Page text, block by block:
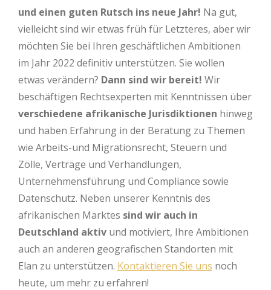
und einen guten Rutsch ins neue Jahr! Na gut,
vielleicht sind wir etwas früh für Letzteres, aber wir
möchten Sie bei Ihren geschäftlichen Ambitionen
im Jahr 2022 definitiv unterstützen. Sie wollen
etwas verändern? Dann sind wir bereit! Wir
beschäftigen Rechtsexperten mit Kenntnissen über
verschiedene afrikanische Jurisdiktionen hinweg
und haben Erfahrung in der Beratung zu Themen
wie Arbeits-und Migrationsrecht, Steuern und
Zölle, Verträge und Verhandlungen,
Unternehmensführung und Compliance sowie
Datenschutz. Neben unserer Kenntnis des
afrikanischen Marktes sind wir auch in
Deutschland aktiv und motiviert, Ihre Ambitionen
auch an anderen geografischen Standorten mit
Elan zu unterstützen. Kontaktieren Sie uns noch
heute, um mehr zu erfahren!